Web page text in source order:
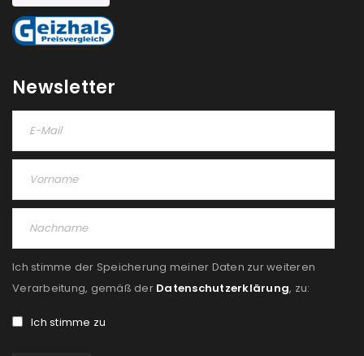
Newsletter
Ich stimme der Speicherung meiner Daten zur weiteren
Verarbeitung, gemäß der Datenschutzerklärung, zu:
Ich stimme zu